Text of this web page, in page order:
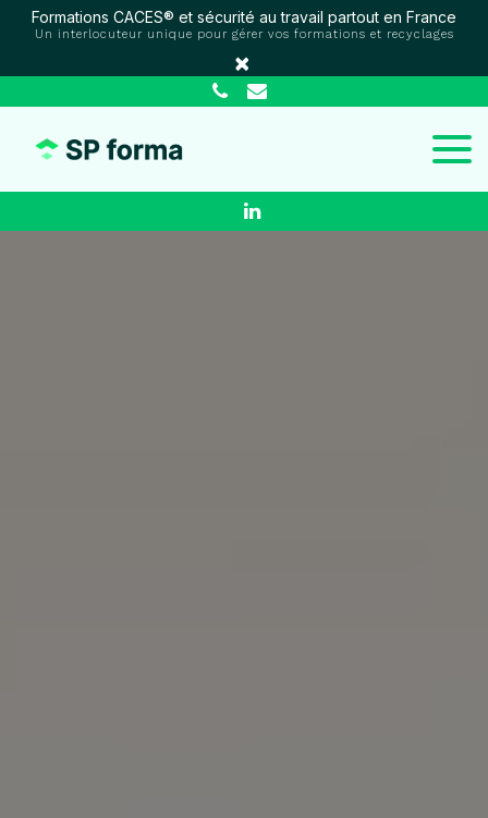
Formations CACES® et sécurité au travail partout en France
Un interlocuteur unique pour gérer vos formations et recyclages
×
Panneau de gestion des cookies